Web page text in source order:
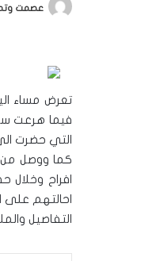
عصمت
تعرض مساء
فيما هرعت
التي حضرت
كما ووصل من
احالتهم على
التفاصيل